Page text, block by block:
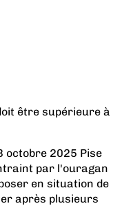
être supérieure à
octobre 2025 Pise
par l'ouragan
en situation de
après plusieurs